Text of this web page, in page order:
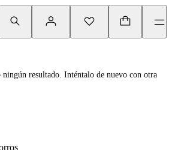
ningún resultado. Inténtalo de nuevo con otra